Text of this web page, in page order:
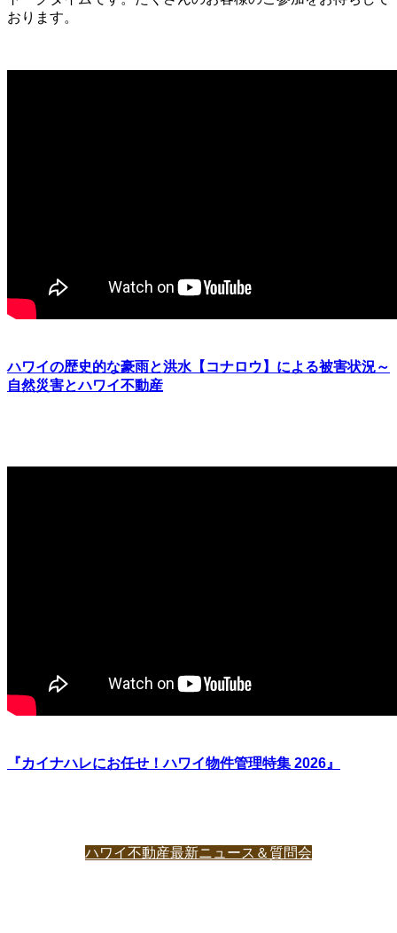
おります。
ハワイの歴史的な豪雨と洪水【コナロウ】による被害状況～
自然災害とハワイ不動産
『カイナハレにお任せ！ハワイ物件管理特集 2026』
ハワイ不動産最新ニュース＆質問会